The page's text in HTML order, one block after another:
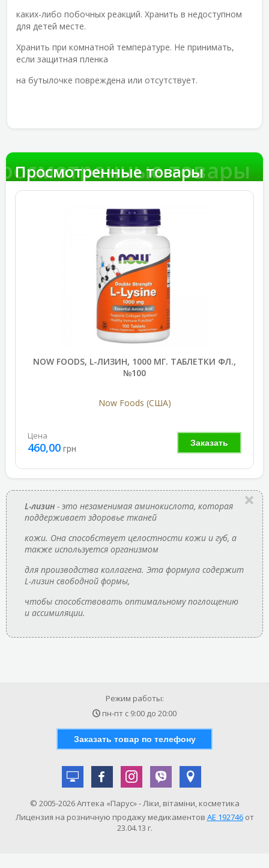
каких-либо побочных реакций. Хранить в недоступном
для детей месте.
Хранить при комнатной температуре. Не принимать,
если защитная пленка
на бутылочке повреждена или отсутствует.
товары
Просмотренные товары
NOW FOODS, L-ЛИЗИН, 1000 МГ. ТАБЛЕТКИ ФЛ.,
№100
Now Foods (США)
Заказать
Цена
460,00 грн
L-лизин - это незаменимая аминокислота, которая
поддерживает здоровье тканей
кожи. Она способствует целостности кожи и губ, а
также используется организмом
для производства коллагена. Эта формула содержит
L-лизин свободной формы,
чтобы способствовать оптимальному поглощению
и ассимиляции.
Режим работы:
пн-пт с 9:00 до 20:00
Заказать товар по телефону
© 2005-2026 Аптека «Парус» - Ліки, вітаміни, косметика
Лицензия на розничную продажу медикаментов АE 192746от
23.04.13 г.